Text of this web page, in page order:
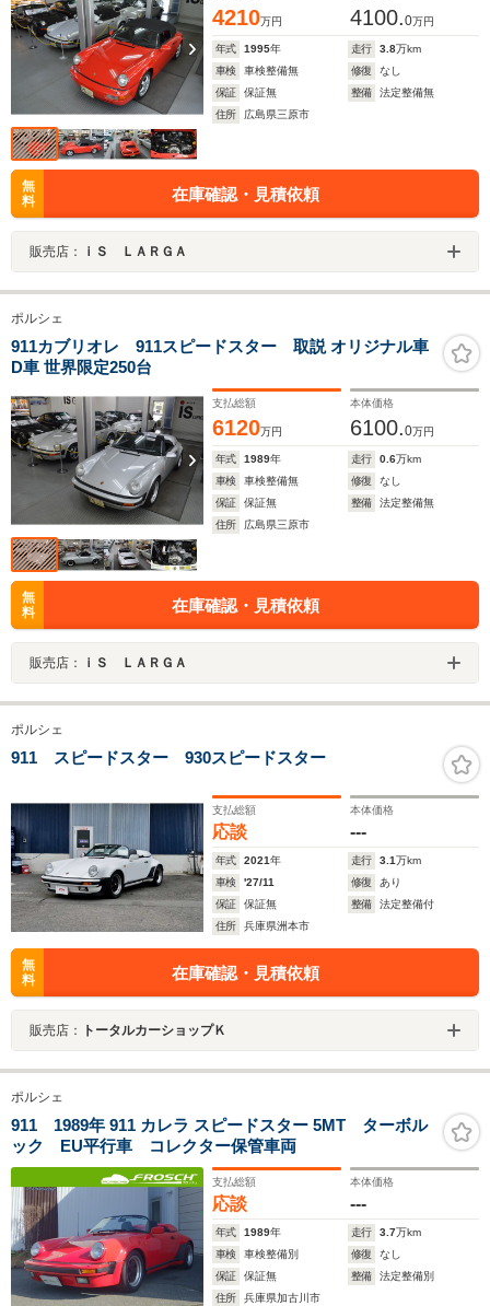
4210万円 4100.0万円
年式 1995年 走行 3.8万km
車検
車検整備無 修復
なし
保証
保証無 整備
法定整備無
住所
広島県三原市
無
料
在庫確認・見積依頼
販売店： ｉＳ ＬＡＲＧＡ
ポルシェ
911カブリオレ 911スピードスター 取説 オリジナル車
D車 世界限定250台
支払総額
6120万円
本体価格
6100.0万円
年式 1989年 走行 0.6万km
車検
車検整備無 修復
なし
保証
保証無 整備
法定整備無
住所
広島県三原市
無
料
在庫確認・見積依頼
販売店： ｉＳ ＬＡＲＧＡ
ポルシェ
911 スピードスター 930スピードスター
支払総額
応談
本体価格
---
年式 2021年 走行 3.1万km
車検
'27/11 修復
あり
保証
保証無 整備
法定整備付
住所
兵庫県洲本市
無
料
在庫確認・見積依頼
販売店： トータルカーショップＫ
ポルシェ
911 1989年 911 カレラ スピードスター 5MT ターボル
ック EU平行車 コレクター保管車両
支払総額
応談
本体価格
---
年式 1989年 走行 3.7万km
車検
車検整備別 修復
なし
保証
保証無 整備
法定整備別
住所
兵庫県加古川市